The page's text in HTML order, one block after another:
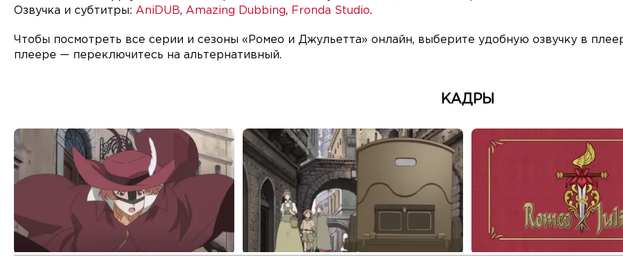
Озвучка и субтитры: AniDUB, Amazing Dubbing, Fronda Studio.
Чтобы посмотреть все серии и сезоны «Ромео и Джульетта» онлайн, выберите удобную озвучку в
плеере — переключитесь на альтернативный.
КАДРЫ